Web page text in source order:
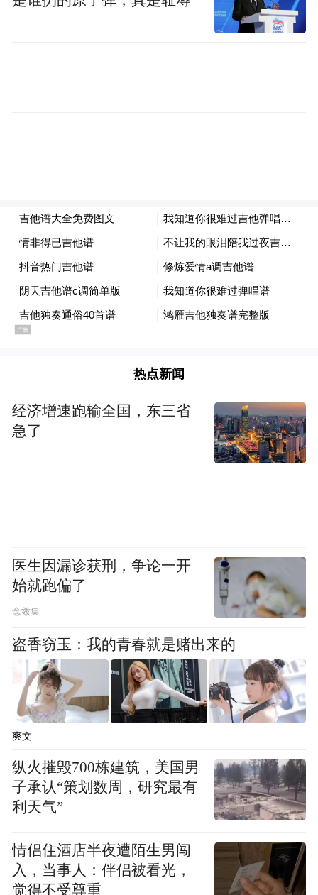
团县委组织志愿者们与专业的警务人员一起
通过发放宣传手册、赠送反诈系列物品、现
场讲解等形式，向旅客普及防诈骗知识，提
放“暖冬”物资600余件，服务春运返乡旅客
1200余人次。交通部门在G351、G205国道设
立“春运服务站”，为往来司乘人员送上姜汤
茶水及新年祝福，一如既往为春运过境车
通讯员：汪敏慧
“特别声明：以上作品内容(包括在内的视频、图片或音
频)为凤凰网旗下自媒体平台“大风号”用户上传并发
布，本平台仅提供信息存储空间服务。
Notice: The content above (including the videos,
pictures and audios if any) is uploaded and posted
by the user of Dafeng Hao, which is a social media
platform and merely provides information storage
space services.”
热点新闻
经济增速跑输全国，东三省
急了
医生因漏诊获刑，争论一开
始就跑偏了
念兹集
盗香窃玉：我的青春就是赌出来的
爽文
纵火摧毁700栋建筑，美国男
子承认“策划数周，研究最有
利天气”
情侣住酒店半夜遭陌生男闯
入，当事人：伴侣被看光，
觉得不受尊重